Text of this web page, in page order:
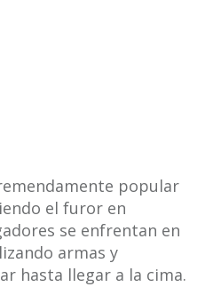
popular
el furor en
se enfrentan en
armas y
hasta llegar a la cima.